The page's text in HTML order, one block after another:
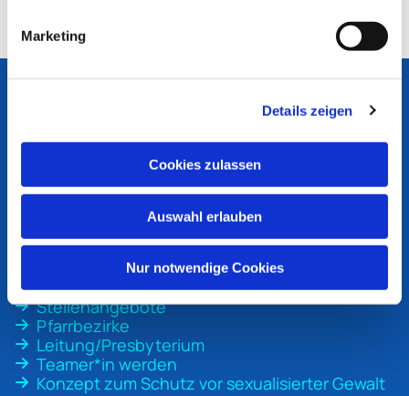
Marketing
Details zeigen
Cookies zulassen
Auswahl erlauben
Nur notwendige Cookies
ev-kirche-bottrop@ekvw.de
Unsere Gemeinde
Stellenangebote
Pfarrbezirke
Leitung/Presbyterium
Teamer*in werden
Konzept zum Schutz vor sexualisierter Gewalt